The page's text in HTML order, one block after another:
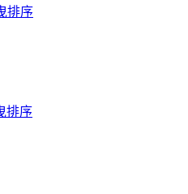
排序
排序